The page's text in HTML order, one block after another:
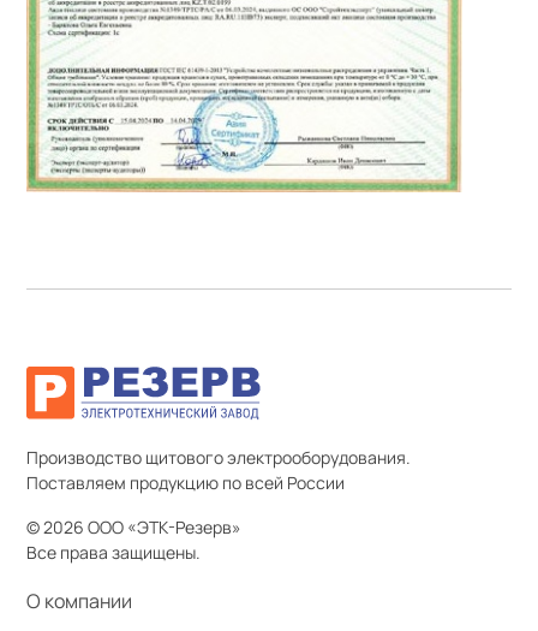
Производство щитового электрооборудования.
Поставляем продукцию по всей России
© 2026 ООО «ЭТК-Резерв»
Все права защищены.
О компании